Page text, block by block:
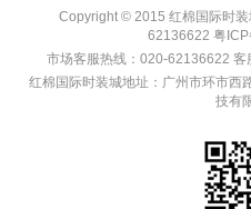
Copyright © 2015 红棉国际时
62136622 粤
市场客服热线：020-62136622
红棉国际时装城地址：广州市环市西
技有